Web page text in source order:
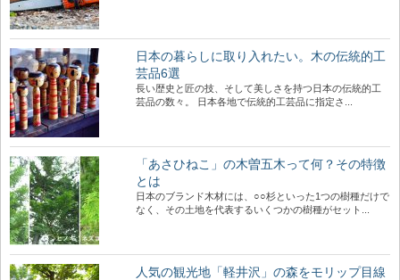
日本の暮らしに取り入れたい。木の伝統的工
芸品6選
長い歴史と匠の技、そして美しさを持つ日本の伝統的工
芸品の数々。 日本各地で伝統的工芸品に指定さ...
「あさひねこ」の木曽五木って何？その特徴
とは
日本のブランド木材には、○○杉といった1つの樹種だけで
なく、その土地を代表するいくつかの樹種がセット...
人気の観光地「軽井沢」の森をモリップ目線